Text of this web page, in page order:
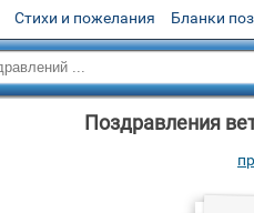
Стихи и пожелания Бланки
Поздравления